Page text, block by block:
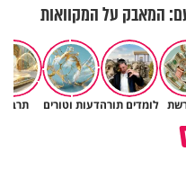
המאבק על המקוואות
לומדים תורהדעות וטורים
פותחים פתח קטן - ומקבלים